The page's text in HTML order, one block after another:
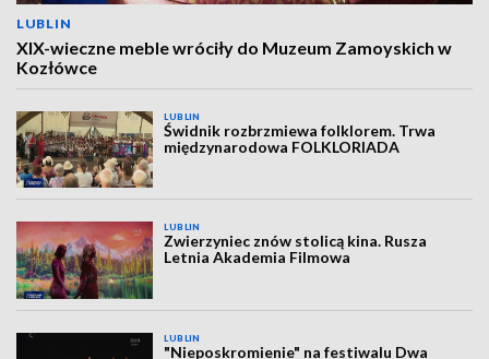
LUBLIN
XIX-wieczne meble wróciły do Muzeum Zamoyskich w
Kozłówce
LUBLIN
Świdnik rozbrzmiewa folklorem. Trwa
międzynarodowa FOLKLORIADA
LUBLIN
Zwierzyniec znów stolicą kina. Rusza
Letnia Akademia Filmowa
LUBLIN
"Nieposkromienie" na festiwalu Dwa